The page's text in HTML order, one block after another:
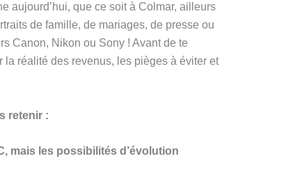
aujourd’hui, que ce soit à Colmar, ailleurs
de famille, de mariages, de presse ou
Canon, Nikon ou Sony ! Avant de te
la réalité des revenus, les pièges à éviter et
retenir :
mais les possibilités d’évolution